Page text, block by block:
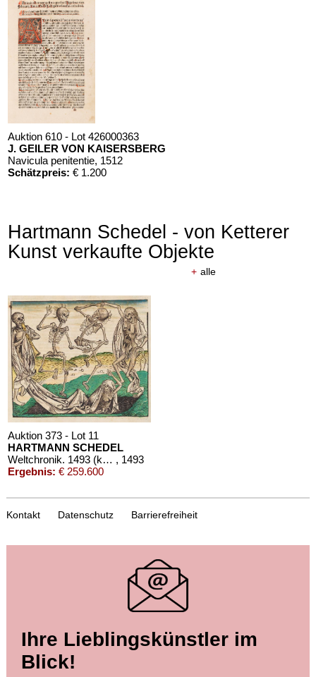
Auktion 610 - Lot 426000363
J. GEILER VON KAISERSBERG
Navicula penitentie, 1512
Schätzpreis: € 1.200
Hartmann Schedel - von Ketterer
Kunst verkaufte Objekte
+ alle
Auktion 373 - Lot 11
HARTMANN SCHEDEL
Weltchronik. 1493 (koloriert, dt. Ausgabe) , 1493
Ergebnis: € 259.600
HARTMANN SCHEDEL
Weltchronik. 1493. Cincinnius-Exemplar. , 1493
Ergebnis:€ 120.000
Kontakt Datenschutz Barrierefreiheit
Ihre Lieblingskünstler im
Blick!